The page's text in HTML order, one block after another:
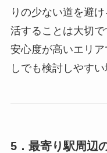
りの少ない道を避
活することは大切
安心度が高いエリ
しでも検討しやす
5．最寄り駅周辺